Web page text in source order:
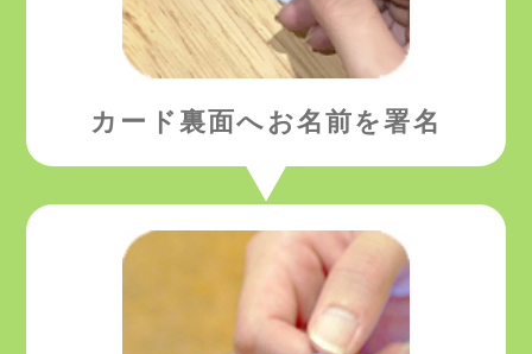
カード裏面へ お名前を署名